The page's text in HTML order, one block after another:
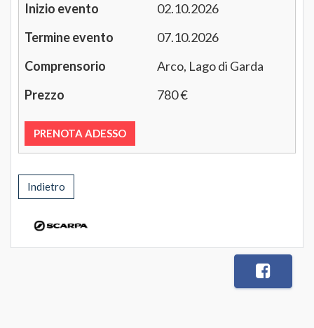
02.10.2026
07.10.2026
Arco, Lago di Garda
780 €
PRENOTA ADESSO
Indietro